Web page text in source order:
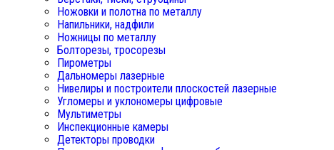
Ножовки и полотна по металлу
Напильники, надфили
Ножницы по металлу
Болторезы, тросорезы
Пирометры
Дальномеры лазерные
Нивелиры и построители плоскостей лазерные
Угломеры и уклономеры цифровые
Мультиметры
Инспекционные камеры
Детекторы проводки